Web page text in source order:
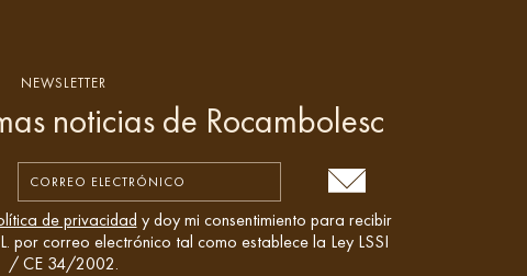
NEWSLETTER
noticias de Rocambolesc
de privacidad y doy mi consentimiento para recibir
por correo electrónico tal como establece la Ley LSSI
/ CE 34/2002.